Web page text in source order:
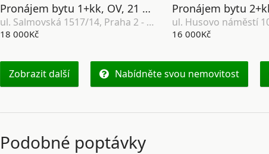
Pronájem bytu 1+kk, OV, 21 m2, ul. Salmovská 1517/14, Praha 2 - Nové město
ul. Salmovská 1517/14, Praha 2 - Nové město
18 000Kč 16 000Kč
Zobrazit další Nabídněte svou nemovitost
Podobné poptávky